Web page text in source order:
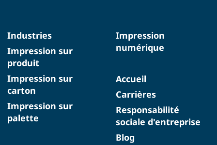
Industries
Impression sur
produit
Impression sur
carton
Impression sur
palette
Impression
numérique
Accueil
Carrières
Responsabilité
sociale d'entreprise
Blog